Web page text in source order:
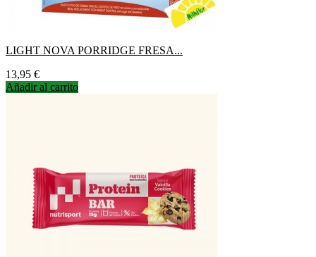
LIGHT NOVA PORRIDGE FRESA...
Precio
13,95 €
Añadir al carrito